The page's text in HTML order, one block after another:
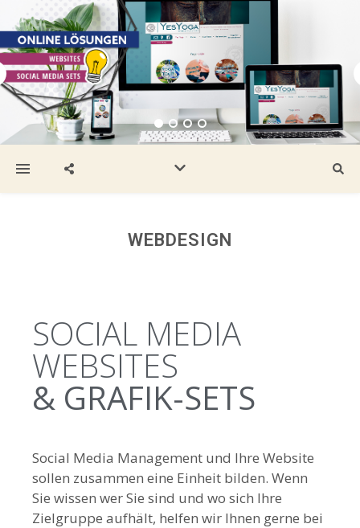
WEBDESIGN
SOCIAL MEDIA
WEBSITES
& GRAFIK-SETS
Social Media Management und Ihre Website
sollen zusammen eine Einheit bilden. Wenn
Sie wissen wer Sie sind und wo sich Ihre
Zielgruppe aufhält, helfen wir Ihnen gerne bei